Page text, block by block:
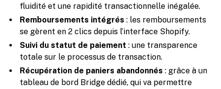
fluidité et une rapidité transactionnelle inégalée.
Remboursements intégrés : les remboursements
se gèrent en 2 clics depuis l’interface Shopify.
Suivi du statut de paiement : une transparence
totale sur le processus de transaction.
Récupération de paniers abandonnés : grâce à un
tableau de bord Bridge dédié, qui va permettre